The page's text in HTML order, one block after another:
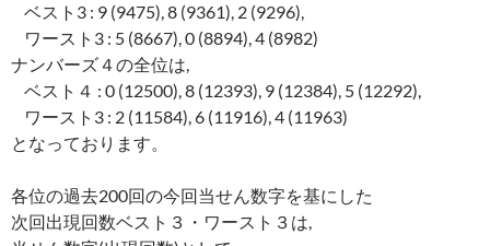
ベスト3 : 9 (9475), 8 (9361), 2 (9296),
ワースト3 : 5 (8667), 0 (8894), 4 (8982)
ナンバーズ４の全位は,
ベスト４ : 0 (12500), 8 (12393), 9 (12384), 5 (12292),
ワースト3 : 2 (11584), 6 (11916), 4 (11963)
となっております。
各位の過去200回の今回当せん数字を基にした
次回出現回数ベスト３・ワースト３は,